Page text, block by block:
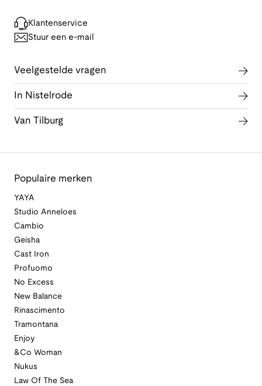
Klantenservice
Stuur een e-mail
Veelgestelde vragen
In Nistelrode
Van Tilburg
Populaire merken
YAYA
Studio Anneloes
Cambio
Geisha
Cast Iron
Profuomo
No Excess
New Balance
Rinascimento
Tramontana
Enjoy
&Co Woman
Nukus
Law Of The Sea